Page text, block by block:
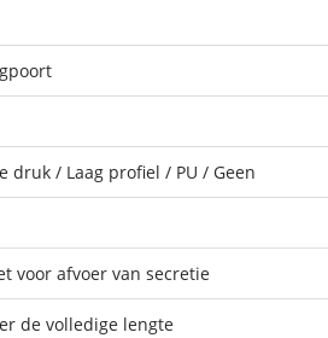
druk / Laag profiel / PU / Geen
voor afvoer van secretie
de volledige lengte